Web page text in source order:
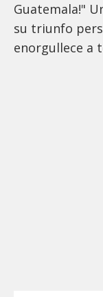
Guatemala!"
su triunfo
enorgullece a